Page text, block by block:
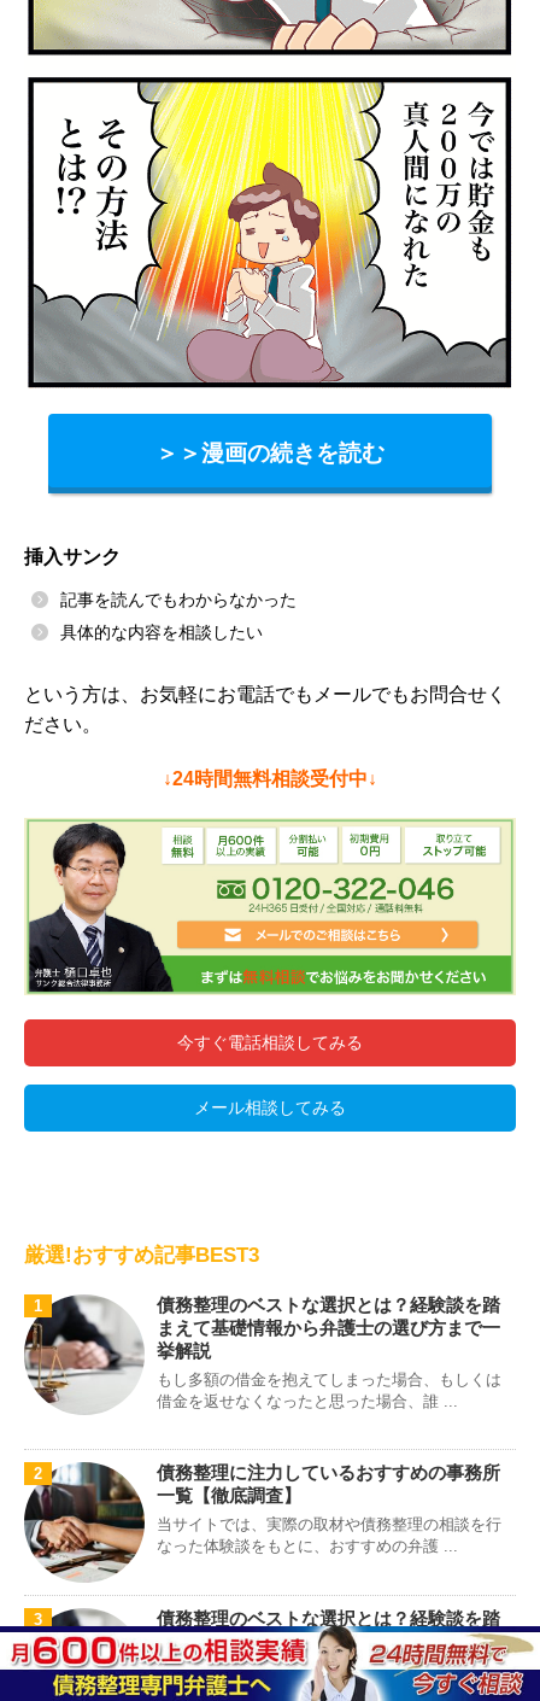
＞＞漫画の続きを読む
挿入サンク
記事を読んでもわからなかった
具体的な内容を相談したい
という方は、お気軽にお電話でもメールでもお問合せく
ださい。
↓24時間無料相談受付中↓
今すぐ電話相談してみる
メール相談してみる
厳選!おすすめ記事BEST3
1
債務整理のベストな選択とは？経験談を踏
まえて基礎情報から弁護士の選び方まで一
挙解説
もし多額の借金を抱えてしまった場合、もしくは
借金を返せなくなったと思った場合、誰 ...
2
債務整理に注力しているおすすめの事務所
一覧【徹底調査】
当サイトでは、実際の取材や債務整理の相談を行
なった体験談をもとに、おすすめの弁護 ...
3
債務整理のベストな選択とは？経験談を踏
まえて基礎情報から弁護士の選び方まで一
挙解説
もし多額の借金を抱えてしまった場合、もしくは